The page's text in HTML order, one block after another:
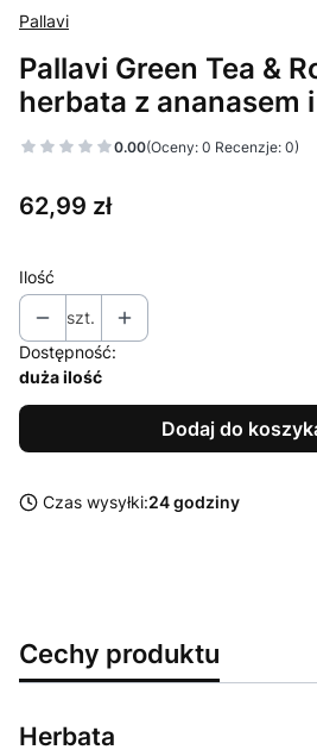
Pallavi
Pallavi Green Tea &
herbata z ananasem
0.00(Oceny: 0 Recenzje: 0)
Cena
62,99 zł
Ilość
szt.
Dostępność:
duża ilość
Dodaj do
Czas wysyłki:24 godziny
Cechy produktu
Herbata